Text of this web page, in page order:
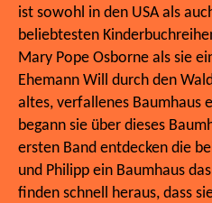
ist sowohl in den USA als
beliebtesten
Mary Pope Osborne als sie
Ehemann Will durch den
altes, verfallenes Baumhaus
begann sie über dieses
ersten Band entdecken die
und Philipp ein Baumhaus
finden schnell heraus, dass